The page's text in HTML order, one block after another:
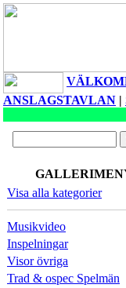
ANSLAGSTAVLAN |
Visa alla kategorier
Musikvideo
Inspelningar
Visor övriga
Trad & ospec Spelmän